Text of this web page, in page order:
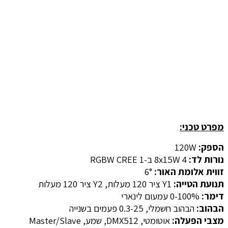
מפרט טכני:
הספק:120W
נורות לד:8x15W 4 ב-1 RGBW CREE
זווית אלומת האור:6°
תנועת הטייה:Y1 ציר 120 מעלות, Y2 ציר 120 מעלות
דימר:0-100% עמעום לינארי
הבהוב:הבהוב חשמלי, 0.3-25 פעמים בשנייה
מצבי הפעלה:אוטומטי, DMX512, שמע, Master/Slave